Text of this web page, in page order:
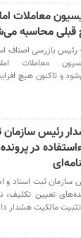
معاملات
قبلی محاسبه
رئیس بازرسی اصناف
معاملات
و تاکنون هیچ
رئیس سازمان
در
سازمان ثبت اسناد و
تعیین تکلیف،
تثبیت مالکیت هشدار